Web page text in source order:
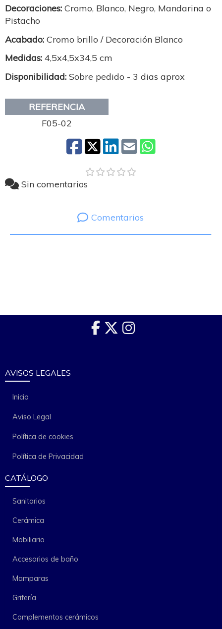
Decoraciones: Cromo, Blanco, Negro, Mandarina o
Pistacho
Acabado: Cromo brillo / Decoración Blanco
Medidas: 4,5x4,5x34,5 cm
Disponibilidad: Sobre pedido - 3 dias aprox
REFERENCIA
F05-02
Sin comentarios
Comentarios
AVISOS LEGALES
Inicio
Aviso Legal
Política de cookies
Política de Privacidad
CATÁLOGO
Sanitarios
Cerámica
Mobiliario
Accesorios de baño
Mamparas
Grifería
Complementos cerámicos